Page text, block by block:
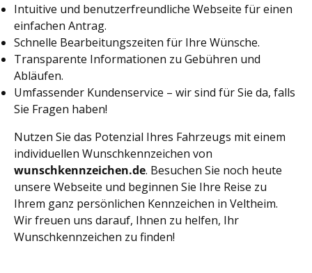
Intuitive und benutzerfreundliche Webseite für einen
einfachen Antrag.
Schnelle Bearbeitungszeiten für Ihre Wünsche.
Transparente Informationen zu Gebühren und
Abläufen.
Umfassender Kundenservice – wir sind für Sie da, falls
Sie Fragen haben!
Nutzen Sie das Potenzial Ihres Fahrzeugs mit einem
individuellen Wunschkennzeichen von
wunschkennzeichen.de. Besuchen Sie noch heute
unsere Webseite und beginnen Sie Ihre Reise zu
Ihrem ganz persönlichen Kennzeichen in Veltheim.
Wir freuen uns darauf, Ihnen zu helfen, Ihr
Wunschkennzeichen zu finden!